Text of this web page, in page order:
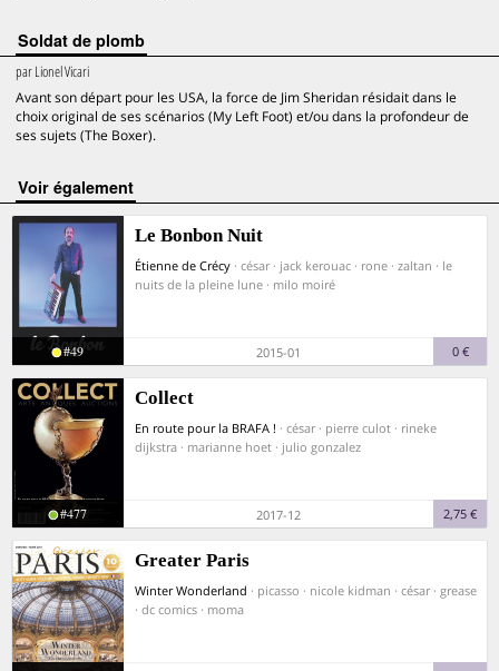
Soldat de plomb
parLionel Vicari
Avant son départ pour les USA, la force de Jim Sheridan résidait dans le
choix original de ses scénarios (My Left Foot) et/ou dans la profondeur de
ses sujets (The Boxer).
voir également
Le Bonbon Nuit
Étienne de Crécy · césar · jack kerouac · rone · zaltan · le
nuits de la pleine lune · milo moiré
#49 2015-01 0 €
Collect
En route pour la BRAFA ! · césar · pierre culot · rineke
dijkstra · marianne hoet · julio gonzalez
#477 2017-12 2,75 €
Greater Paris
Winter Wonderland · picasso · nicole kidman · césar · grease
· dc comics · moma